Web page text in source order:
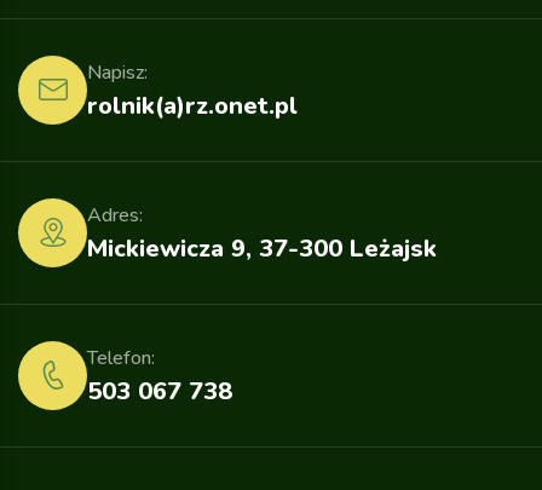
rolnik(a)rz.onet.pl
Napisz:
Mickiewicza 9, 37-300 Leżajsk
Adres:
503 067 738
Telefon: